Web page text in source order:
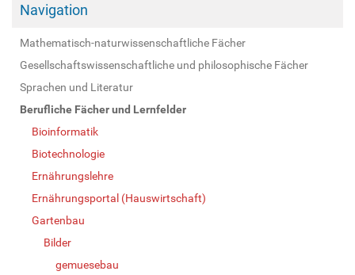
Navigation
Mathematisch-naturwissenschaftliche Fächer
Gesellschaftswissenschaftliche und philosophische Fächer
Sprachen und Literatur
Berufliche Fächer und Lernfelder
Bioinformatik
Biotechnologie
Ernährungslehre
Ernährungsportal (Hauswirtschaft)
Gartenbau
Bilder
gemuesebau